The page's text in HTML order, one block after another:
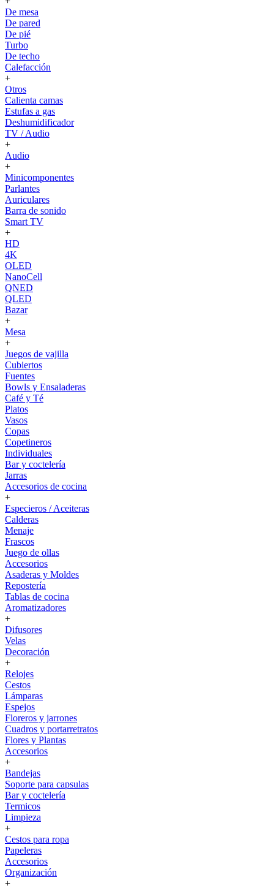
De mesa
De pared
De pié
Turbo
De techo
Calefacción
+
Otros
Calienta camas
Estufas a gas
Deshumidificador
TV / Audio
+
Audio
+
Minicomponentes
Parlantes
Auriculares
Barra de sonido
Smart TV
+
HD
4K
OLED
NanoCell
QNED
QLED
Bazar
+
Mesa
+
Juegos de vajilla
Cubiertos
Fuentes
Bowls y Ensaladeras
Café y Té
Platos
Vasos
Copas
Copetineros
Individuales
Bar y coctelería
Jarras
Accesorios de cocina
+
Especieros / Aceiteras
Calderas
Menaje
Frascos
Juego de ollas
Accesorios
Asaderas y Moldes
Repostería
Tablas de cocina
Aromatizadores
+
Difusores
Velas
Decoración
+
Relojes
Cestos
Lámparas
Espejos
Floreros y jarrones
Cuadros y portarretratos
Flores y Plantas
Accesorios
+
Bandejas
Soporte para capsulas
Bar y coctelería
Termicos
Limpieza
+
Cestos para ropa
Papeleras
Accesorios
Organización
+